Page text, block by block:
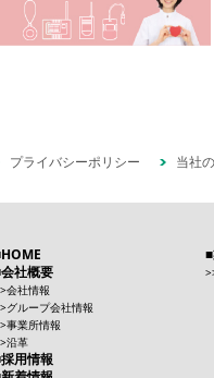
プライバシーポリシー 当社
HOME
会社概要
会社情報
グループ会社情報
事業所情報
沿革
採用情報